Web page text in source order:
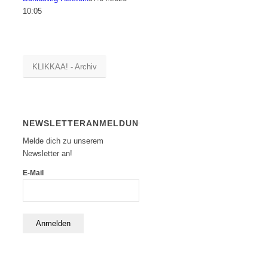
10:05
KLIKKAA! - Archiv
NEWSLETTERANMELDUNG
Melde dich zu unserem
Newsletter an!
E-Mail
Anmelden